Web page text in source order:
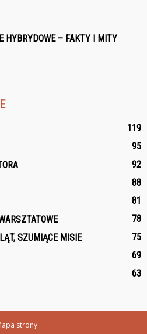
HYBRYDOWE – FAKTY I MITY
119
95
92
88
81
78
SZUMIĄCE MISIE
75
69
63
strony